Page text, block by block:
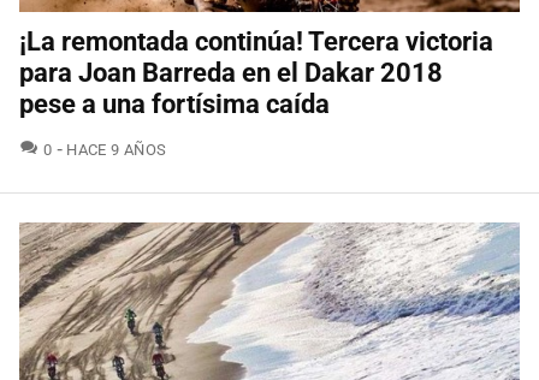
¡La remontada continúa! Tercera victoria
para Joan Barreda en el Dakar 2018
pese a una fortísima caída
0 COMENTARIOS
HACE 9 AÑOS